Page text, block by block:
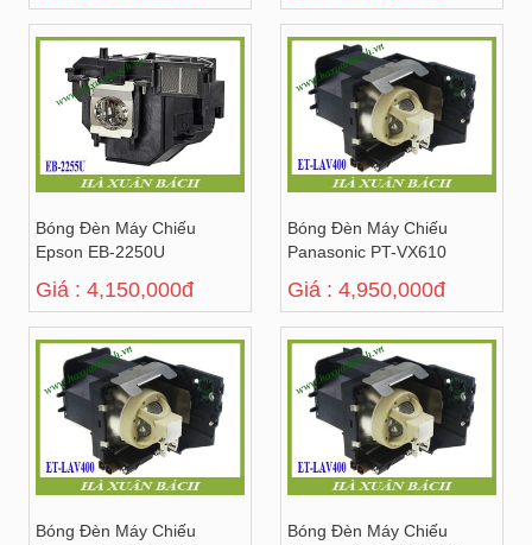
Bóng Đèn Máy Chiếu
Epson EB-2250U
Giá : 4,150,000đ
Bóng Đèn Máy Chiếu
Panasonic PT-VX610
Giá : 4,950,000đ
Bóng Đèn Máy Chiếu
Bóng Đèn Máy Chiếu